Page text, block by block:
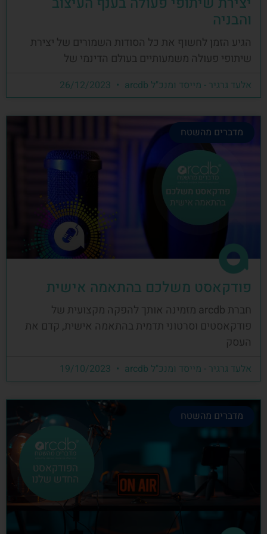
והבניה
הגיע הזמן לחשוף את כל הסודות השמורים של יצירת
שיתופי פעולה משמעותיים בעולם הדינמי של
אלעד גרגיר - מייסד ומנכ"ל arcdb
מדברים מהשטח
פודקאסט משלכם בהתאמה אישית
חברת arcdb מזמינה אותך להפקה מקצועית של
פודקאסטים וסרטוני תדמית בהתאמה אישית, קדם את
העסק
אלעד גרגיר - מייסד ומנכ"ל arcdb
מדברים מהשטח